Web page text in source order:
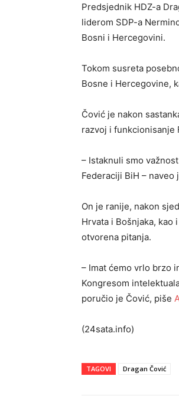
Predsjednik HDZ-a
liderom SDP-a
Bosni i Hercegovini.
Tokom susreta
Bosne i Hercegovine,
Čović je nakon
razvoj i funkcionisanje
– Istaknuli smo
Federaciji BiH – naveo
On je ranije, nakon
Hrvata i Bošnjaka,
otvorena pitanja.
– Imat ćemo vrlo brzo
Kongresom
poručio je Čović, piše
(24sata.info)
TAGOVI Dragan Čović